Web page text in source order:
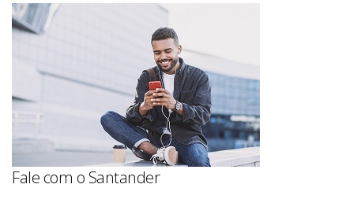
Fale com o Santander